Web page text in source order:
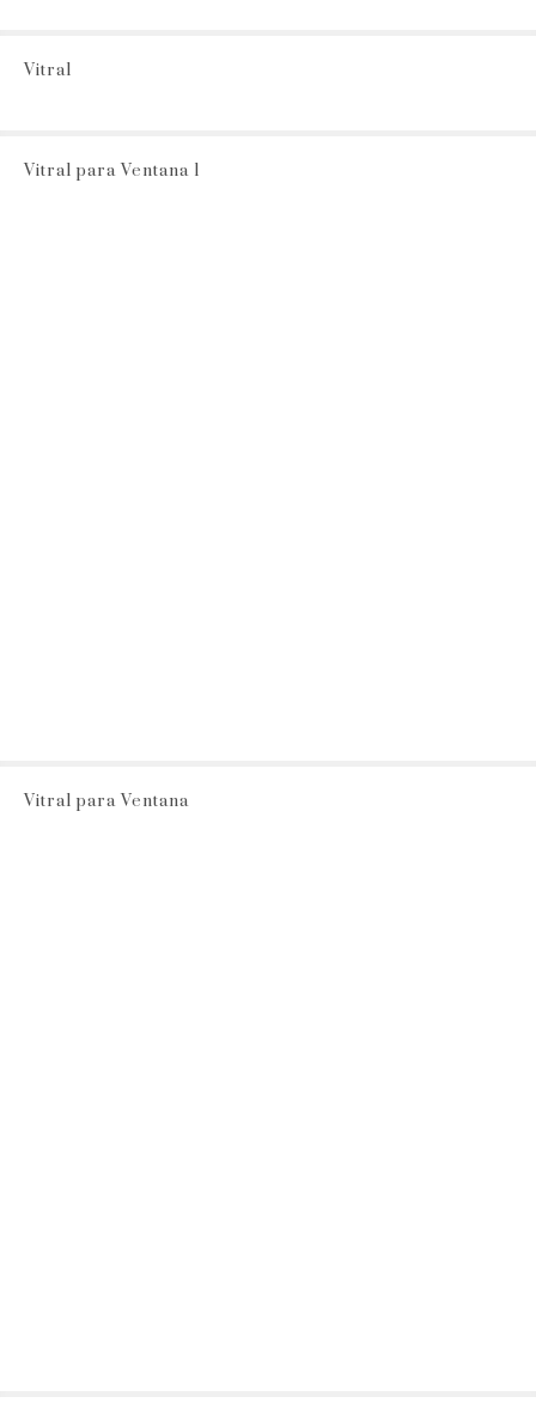
Vitral
Vitral para Ventana 1
Vitral para Ventana